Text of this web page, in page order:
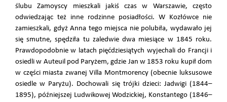
ślubu Zamoyscy mieszkali jakiś czas w Warszawie, często
odwiedzając też inne rodzinne posiadłości. W Kozłówce nie
zamieszkali, gdyż Anna tego miejsca nie polubiła, wydawało jej
się smutne, spędziła tu zaledwie dwa miesiące w 1845 roku.
Prawdopodobnie w latach pięćdziesiątych wyjechali do Francji i
osiedli w Auteuil pod Paryżem, gdzie Jan w 1853 roku kupił dom
w części miasta zwanej Villa Montmorency (obecnie luksusowe
osiedle w Paryżu). Dochowali się trójki dzieci: Jadwigi (1844–
1895), późniejszej Ludwikowej Wodzickiej, Konstantego (1846–